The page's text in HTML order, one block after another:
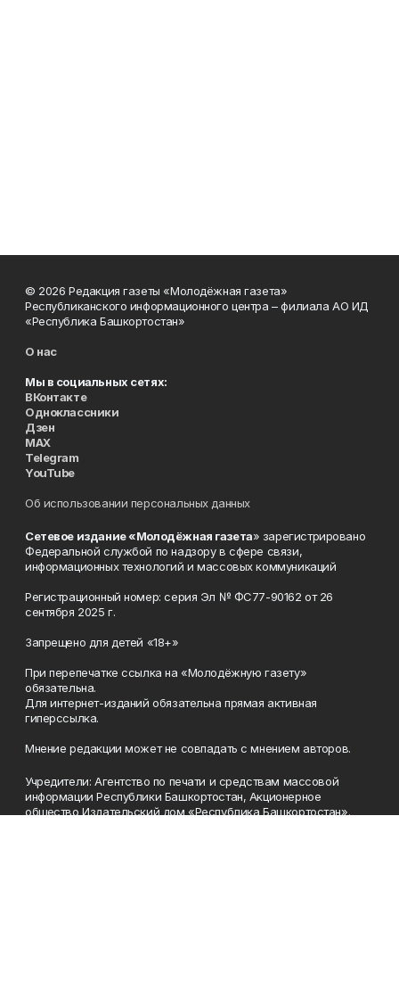
© 2026 Редакция газеты «Молодёжная газета»
Республиканского информационного центра – филиала АО ИД
«Республика Башкортостан»
О нас
Мы в социальных сетях:
ВКонтакте
Одноклассники
Дзен
MAX
Telegram
YouTube
Об использовании персональных данных
Сетевое издание «Молодёжная газета» зарегистрировано
Федеральной службой по надзору в сфере связи,
информационных технологий и массовых коммуникаций
Регистрационный номер: серия Эл № ФС77-90162 от 26
сентября 2025 г.
Запрещено для детей «18+»
При перепечатке ссылка на «Молодёжную газету»
обязательна.
Для интернет-изданий обязательна прямая активная
гиперссылка.
Мнение редакции может не совпадать с мнением авторов.
Учредители: Агентство по печати и средствам массовой
информации Республики Башкортостан, Акционерное
общество Издательский дом «Республика Башкортостан».